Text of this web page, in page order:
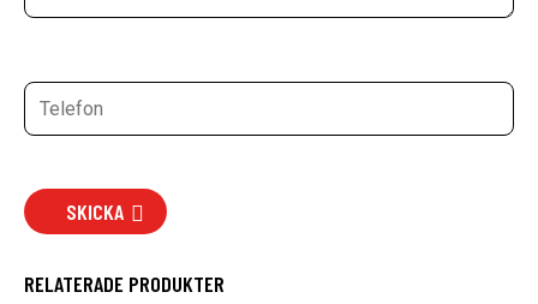
SKICKA
RELATERADE PRODUKTER